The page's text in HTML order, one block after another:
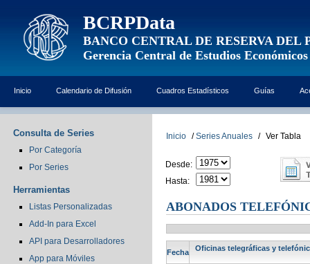
BCRPData
BANCO CENTRAL DE RESERVA DEL
Gerencia Central de Estudios Económicos
Inicio Calendario de Difusión Cuadros Estadísticos Guías
Consulta de Series
Por Categoría
Por Series
Herramientas
Listas Personalizadas
Add-In para Excel
API para Desarrolladores
App para Móviles
Inicio / Series Anuales / Ver Tabla
Desde:
Hasta:
ABONADOS
Fecha Oficinas telegráficas y